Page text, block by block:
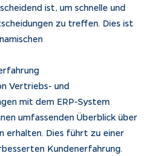
ist, um schnelle und
zu treffen. Dies ist
Vertriebs- und
mit dem ERP-System
umfassenden Überblick über
erhalten. Dies führt zu einer
Kundenerfahrung.